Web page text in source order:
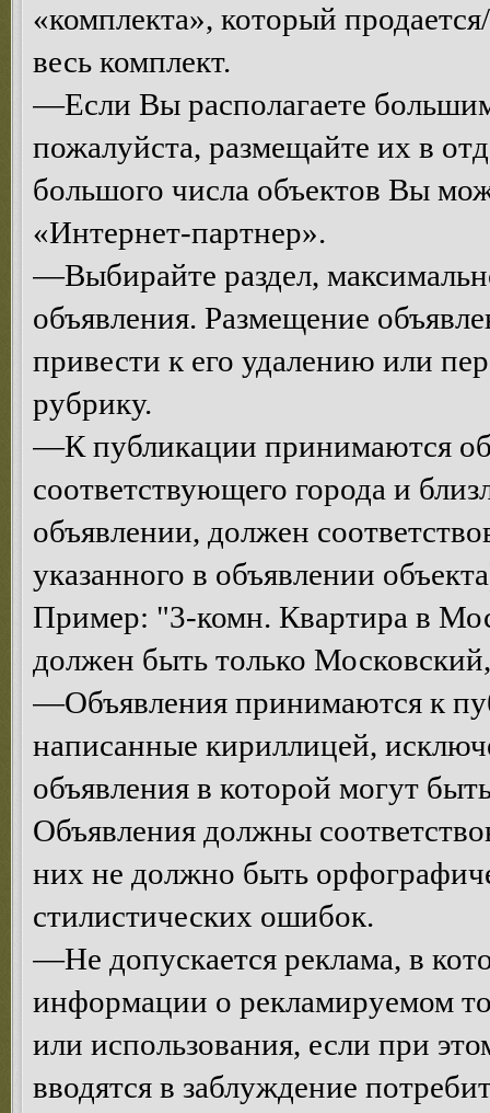
«комплекта», который
весь комплект.
—Если Вы располагаете
пожалуйста, размещайте их в
большого числа объектов Вы
«Интернет-партнер».
—Выбирайте раздел,
объявления. Размещение
привести к его удалению или
рубрику.
—К публикации принимаются
соответствующего города и
объявлении, должен
указанного в объявлении
Пример: "3-комн. Квартира в
должен быть только
—Объявления принимаются к
написанные кириллицей,
объявления в которой могут
Объявления должны
них не должно быть
стилистических ошибок.
—Не допускается реклама, в
информации о рекламируемом
или использования, если при
вводятся в заблуждение